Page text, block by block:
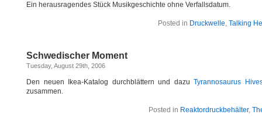
Ein herausragendes Stück Musikgeschichte ohne Verfallsdatum.
Posted in Druckwelle, Talking
Schwedischer Moment
Tuesday, August 29th, 2006
Den neuen Ikea-Katalog durchblättern und dazuTyrannosaurus
zusammen.
Posted in Reaktordruckbehälter,